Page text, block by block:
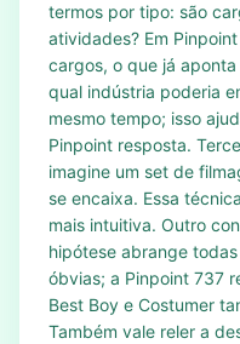
termos por tipo: são
atividades? Em
cargos, o que já
qual indústria poderia
mesmo tempo; isso
Pinpoint resposta.
imagine um set de
se encaixa. Essa
mais intuitiva. Outro
hipótese abrange
óbvias; a Pinpoint 737
Best Boy e Costumer
Também vale reler a